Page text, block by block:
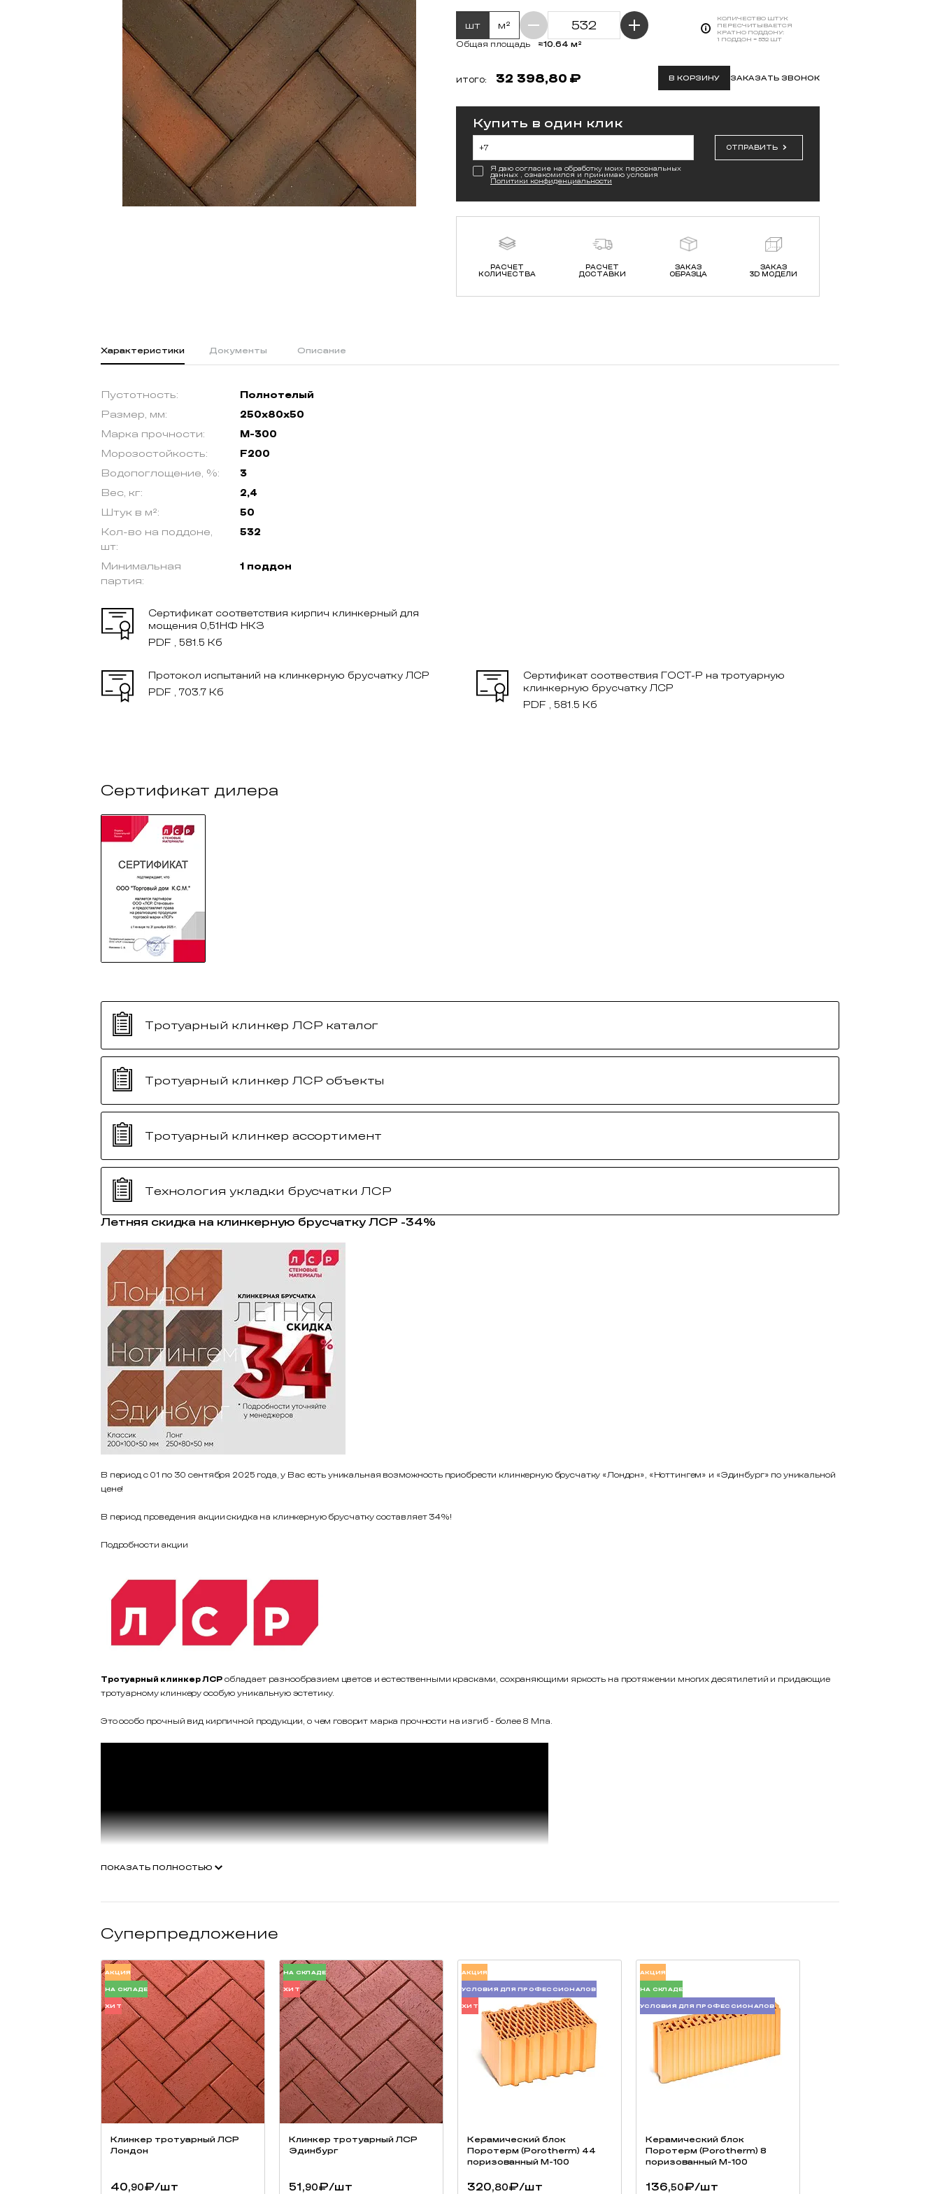
шт м²
Общая площадь ≈10.64 м²
КОЛИЧЕСТВО ШТУК
ПЕРЕСЧИТЫВАЕТСЯ
КРАТНО ПОДДОНУ:
1 ПОДДОН = 532 ШТ
ИТОГО: 32 398,80 ₽ В КОРЗИНУ ЗАКАЗАТЬ ЗВОНОК
Купить в один клик
ОТПРАВИТЬ
Я даю согласие на обработку моих персональных
данных , ознакомился и принимаю условия
Политики конфиденциальности
РАСЧЕТ
КОЛИЧЕСТВА
РАСЧЕТ
ДОСТАВКИ
ЗАКАЗ
ОБРАЗЦА
ЗАКАЗ
3D МОДЕЛИ
Характеристики Документы Описание
Пустотность:
Полнотелый
Размер, мм:
250х80х50
Марка прочности:
М-300
Морозостойкость:
F200
Водопоглощение, %:
3
Вес, кг:
2,4
Штук в м²:
50
Кол-во на поддоне,
шт:
532
Минимальная
партия:
1 поддон
Сертификат соответствия кирпич клинкерный для
мощения 0,51НФ НКЗ
PDF , 581.5 Кб
Протокол испытаний на клинкерную брусчатку ЛСР
PDF , 703.7 Кб
Сертификат соотвествия ГОСТ-Р на тротуарную
клинкерную брусчатку ЛСР
PDF , 581.5 Кб
Сертификат дилера
Тротуарный клинкер ЛСР каталог
Тротуарный клинкер ЛСР объекты
Тротуарный клинкер ассортимент
Технология укладки брусчатки ЛСР
Летняя скидка на клинкерную брусчатку ЛСР -34%
В период с 01 по 30 сентября 2025 года, у Вас есть уникальная возможность приобрести клинкерную брусчатку «Лондон», «Ноттингем» и «Эдинбург» по уникальной
цене!
В период проведения акции скидка на клинкерную брусчатку составляет 34%!
Подробности акции
Тротуарный клинкер ЛСРобладает разнообразием цветов и естественными красками, сохраняющими яркость на протяжении многих десятилетий и придающие
тротуарному клинкеру особую уникальную эстетику.
Это особо прочный вид кирпичной продукции, о чем говорит марка прочности на изгиб - более 8 Мпа.
Низкое водопоглощение (менее 2,5%) и высокая морозостойкость (не менее F200) тротуарного клинкера, в несколько раз превосходящая как обычный кирпич, так и
иные искусственные материалы для мощения тротуаров, делает его практически вечным.
Тротуарный клинкер применяется для мощения дорог, тротуаров, парковок и дворовых территорий
. Высококачественный керамический кирпич, который
производится из глины в процессе высокотемпературного обжига.
ПОКАЗАТЬ ПОЛНОСТЬЮ
Суперпредложение
АКЦИЯ
НА СКЛАДЕ
ХИТ
Клинкер тротуарный ЛСР
Лондон
40,90₽/шт
НА СКЛАДЕ
ХИТ
Клинкер тротуарный ЛСР
Эдинбург
51,90₽/шт
АКЦИЯ
УСЛОВИЯ ДЛЯ ПРОФЕССИОНАЛОВ
ХИТ
Керамический блок
Поротерм (Porotherm) 44
поризованный М-100
320,80₽/шт
АКЦИЯ
НА СКЛАДЕ
УСЛОВИЯ ДЛЯ ПРОФЕССИОНАЛОВ
Керамический блок
Поротерм (Porotherm) 8
поризованный М-100
136,50₽/шт